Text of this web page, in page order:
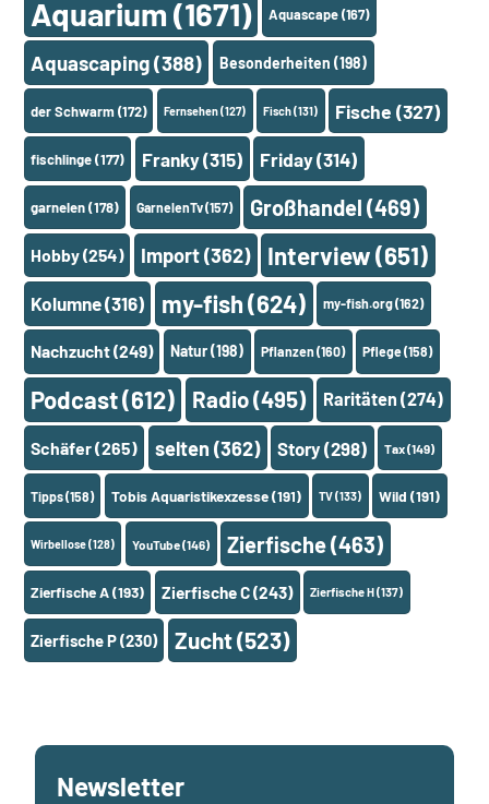
Aquarium (1671) Aquascape(167)
Aquascaping(388) Besonderheiten (198)
der Schwarm(172) Fernsehen(127) Fisch(131) Fische (327)
fischlinge(177) Franky(315) Friday(314)
garnelen(178) GarnelenTv(157) Großhandel (469)
Hobby(254) Import(362) Interview(651)
Kolumne(316) my-fish(624) my-fish.org(162)
Nachzucht(249) Natur(198) Pflanzen(160) Pflege(158)
Podcast(612) Radio(495) Raritäten (274)
Schäfer(265) selten (362) Story (298) Tax(149)
Tipps(158) Tobis Aquaristikexzesse(191) TV(133) Wild (191)
Wirbellose(128) YouTube(146) Zierfische(463)
Zierfische A(193) Zierfische C(243) Zierfische H(137)
Zierfische P(230) Zucht(523)
Newsletter